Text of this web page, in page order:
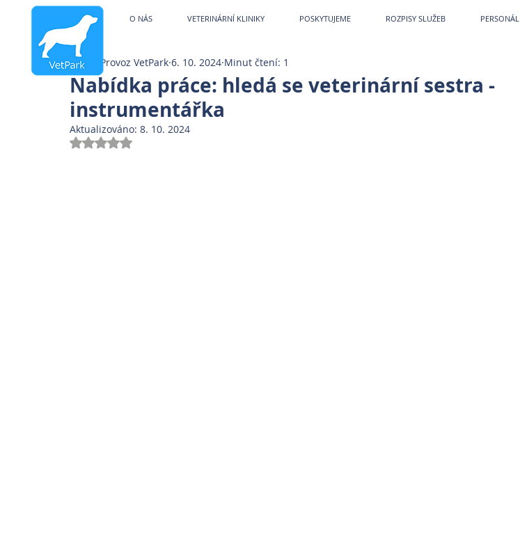
O NÁS VETERINÁRNÍ KLINIKY POSKYTUJEME ROZPISY SLUŽEB PERSONÁL
Nabídka práce: hledá se veterinární sestra -
instrumentářka
Provoz VetPark 6. 10. 2024 Minut čtení: 1
Aktualizováno: 8. 10. 2024
Hodnoceno NaN z 5 hvězdiček.